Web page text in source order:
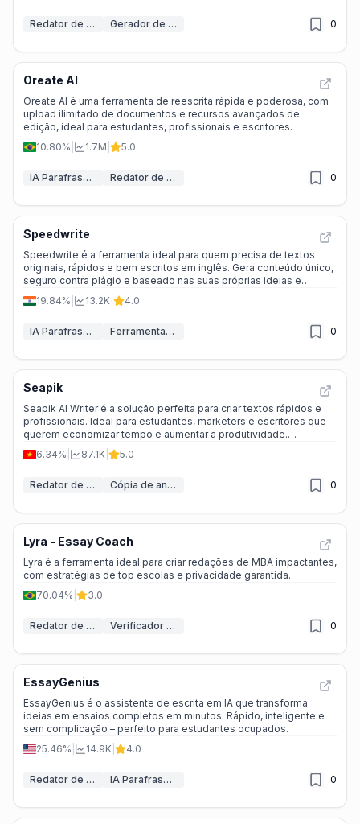
Redator de Ensaios IA Gerador de Questionários IA 0
Oreate AI
Oreate AI é uma ferramenta de reescrita rápida e poderosa, com
upload ilimitado de documentos e recursos avançados de
edição, ideal para estudantes, profissionais e escritores.
10.80%
1.7M 5.0
IA Parafraseador Redator de Ensaios IA 0
Speedwrite
Speedwrite é a ferramenta ideal para quem precisa de textos
originais, rápidos e bem escritos em inglês. Gera conteúdo único,
seguro contra plágio e baseado nas suas próprias ideias e
pesquisas.
19.84% 13.2K 4.0
IA Parafraseador Ferramentas para humanizar texto com IA 0
Seapik
Seapik AI Writer é a solução perfeita para criar textos rápidos e
profissionais. Ideal para estudantes, marketers e escritores que
querem economizar tempo e aumentar a produtividade.
Experimente grátis!
6.34% 87.1K 5.0
Redator de Ensaios IA Cópia de anúncio 0
Lyra - Essay Coach
Lyra é a ferramenta ideal para criar redações de MBA impactantes,
com estratégias de top escolas e privacidade garantida.
70.04%
3.0
Redator de Ensaios IA Verificador de Redação IA 0
EssayGenius
EssayGenius é o assistente de escrita em IA que transforma
ideias em ensaios completos em minutos. Rápido, inteligente e
sem complicação – perfeito para estudantes ocupados.
25.46%
14.9K 4.0
Redator de Ensaios IA IA Parafraseador 0